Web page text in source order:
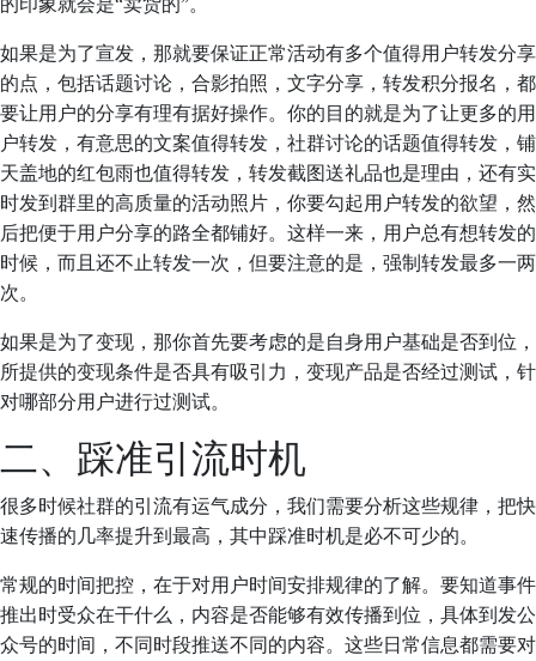
的印象就会是“卖货的”。
如果是为了宣发，那就要保证正常活动有多个值得用户转发分享
的点，包括话题讨论，合影拍照，文字分享，转发积分报名，都
要让用户的分享有理有据好操作。你的目的就是为了让更多的用
户转发，有意思的文案值得转发，社群讨论的话题值得转发，铺
天盖地的红包雨也值得转发，转发截图送礼品也是理由，还有实
时发到群里的高质量的活动照片，你要勾起用户转发的欲望，然
后把便于用户分享的路全都铺好。这样一来，用户总有想转发的
时候，而且还不止转发一次，但要注意的是，强制转发最多一两
次。
如果是为了变现，那你首先要考虑的是自身用户基础是否到位，
所提供的变现条件是否具有吸引力，变现产品是否经过测试，针
对哪部分用户进行过测试。
二、踩准引流时机
很多时候社群的引流有运气成分，我们需要分析这些规律，把快
速传播的几率提升到最高，其中踩准时机是必不可少的。
常规的时间把控，在于对用户时间安排规律的了解。要知道事件
推出时受众在干什么，内容是否能够有效传播到位，具体到发公
众号的时间，不同时段推送不同的内容。这些日常信息都需要对